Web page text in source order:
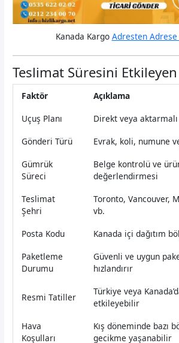
Kanada Kargo Adresten
Teslimat Süresini
Faktör
Açıklama
Uçuş Planı
Direkt veya
Gönderi Türü
Evrak, koli, numune
Gümrük
Süreci
Belge kontrolü ve
değerlendirmesi
Teslimat
Şehri
Toronto, Vancouver,
vb.
Posta Kodu
Kanada içi dağıtım
Paketleme
Durumu
Güvenli ve uygun
hızlandırır
Resmi Tatiller
Türkiye veya
etkileyebilir
Hava
Koşulları
Kış döneminde bazı
gecikme yaşanabilir